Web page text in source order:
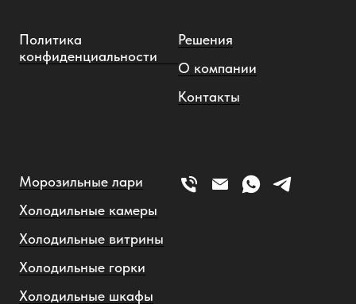
Политика
конфиденциальности
Решения
О компании
Контакты
Морозильные лари
Холодильные камеры
Холодильные витрины
Холодильные горки
Холодильные шкафы